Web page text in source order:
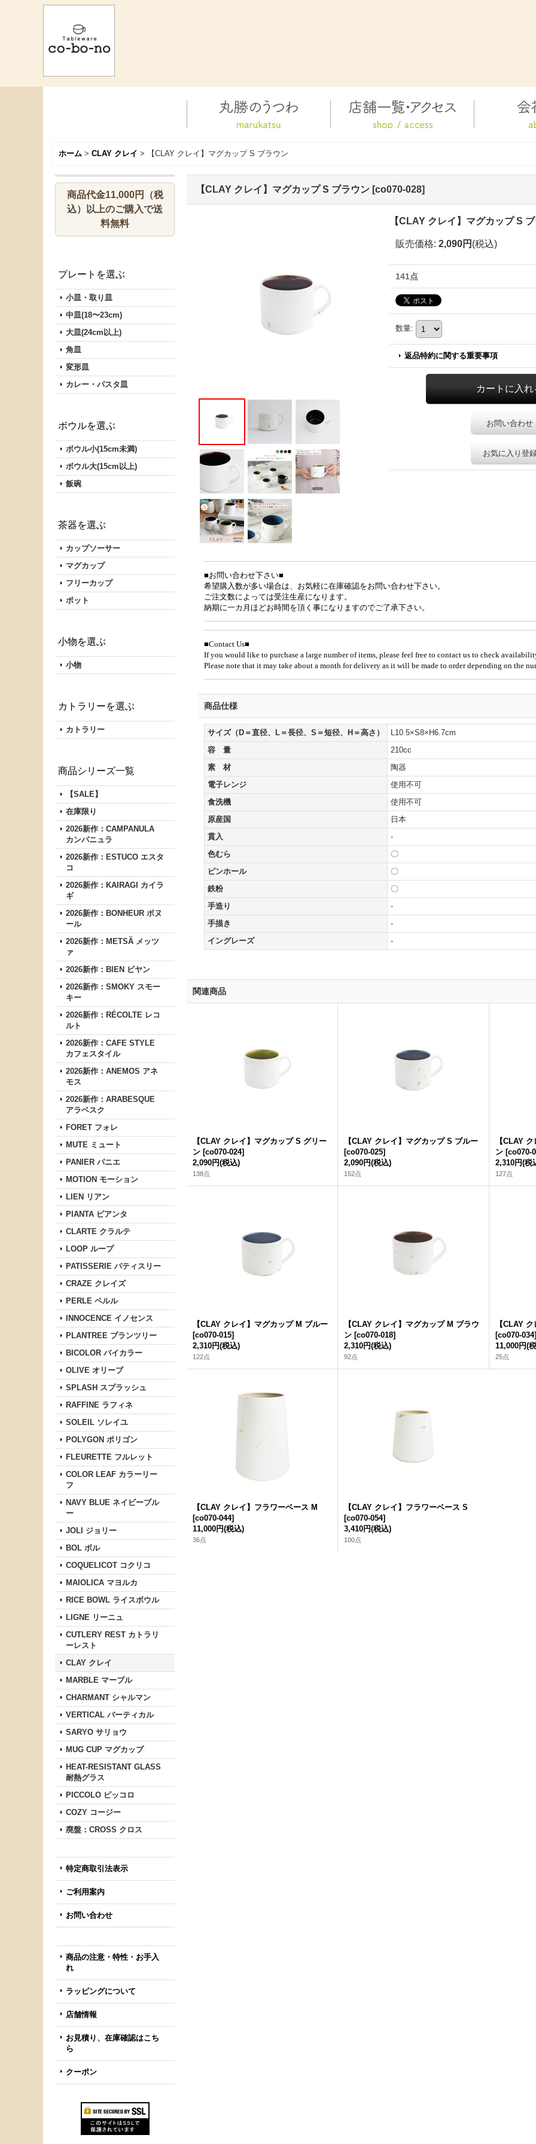
ホーム > CLAY クレイ > 【CLAY クレイ】マグカップ S ブラウン
商品代金11,000円（税
込）以上のご購入で送
料無料
プレートを選ぶ
小皿・取り皿
中皿(18〜23cm)
大皿(24cm以上)
角皿
変形皿
カレー・パスタ皿
ボウルを選ぶ
ボウル小(15cm未満)
ボウル大(15cm以上)
飯碗
茶器を選ぶ
カップソーサー
マグカップ
フリーカップ
ポット
小物を選ぶ
小物
カトラリーを選ぶ
カトラリー
商品シリーズ一覧
【SALE】
在庫限り
2026新作：CAMPANULA
カンパニュラ
2026新作：ESTUCO エスタ
コ
2026新作：KAIRAGI カイラ
ギ
2026新作：BONHEUR ボヌ
ール
2026新作：METSÄ メッツ
ァ
2026新作：BIEN ビヤン
2026新作：SMOKY スモー
キー
2026新作：RÉCOLTE レコ
ルト
2026新作：CAFE STYLE
カフェスタイル
2026新作：ANEMOS アネ
モス
2026新作：ARABESQUE
アラベスク
FORET フォレ
MUTE ミュート
PANIER パニエ
MOTION モーション
LIEN リアン
PIANTA ピアンタ
CLARTE クラルテ
LOOP ループ
PATISSERIE パティスリー
CRAZE クレイズ
PERLE ペルル
INNOCENCE イノセンス
PLANTREE プランツリー
BICOLOR バイカラー
OLIVE オリーブ
SPLASH スプラッシュ
RAFFINE ラフィネ
SOLEIL ソレイユ
POLYGON ポリゴン
FLEURETTE フルレット
COLOR LEAF カラーリー
フ
NAVY BLUE ネイビーブル
ー
JOLI ジョリー
BOL ボル
COQUELICOT コクリコ
MAIOLICA マヨルカ
RICE BOWL ライスボウル
LIGNE リーニュ
CUTLERY REST カトラリ
ーレスト
CLAY クレイ
MARBLE マーブル
CHARMANT シャルマン
VERTICAL バーティカル
SARYO サリョウ
MUG CUP マグカップ
HEAT-RESISTANT GLASS
耐熱グラス
PICCOLO ピッコロ
COZY コージー
廃盤：CROSS クロス
特定商取引法表示
ご利用案内
お問い合わせ
商品の注意・特性・お手入
れ
ラッピングについて
店舗情報
お見積り、在庫確認はこち
ら
クーポン
【CLAY クレイ】マグカップ S ブラウン [co070-028]
【CLAY クレイ】マグカップ S
販売価格: 2,090円 (税込)
141点
数量:
返品特約に関する重要事項
お問い合わせ
お気に入り登
■お問い合わせ下さい■
希望購入数が多い場合は、お気軽に在庫確認をお問い合わせ下さい。
ご注文数によっては受注生産になります。
納期に一カ月ほどお時間を頂く事になりますのでご了承下さい。
■Contact Us■
If you would like to purchase a large number of items, please feel free to contact us to check
Please note that it may take about a month for delivery as it will be made to order depending on the
商品仕様
サイズ（D＝直径、L＝長径、S＝短径、H＝高さ）
L10.5×S8×H6.7cm
容 量
210cc
素 材
陶器
電子レンジ
使用不可
食洗機
使用不可
原産国
日本
貫入
-
色むら
〇
ピンホール
〇
鉄粉
〇
手造り
-
手描き
-
イングレーズ
-
関連商品
【CLAY クレイ】マグカップ S グリー
ン [co070-024]
2,090円(税込)
138点
【CLAY クレイ】マグカップ S ブルー
[co070-025]
2,090円(税込)
152点
【CLAY
ン [co070-
2,310円(税
127点
【CLAY クレイ】マグカップ M ブルー
[co070-015]
2,310円(税込)
122点
【CLAY クレイ】マグカップ M ブラウ
ン [co070-018]
2,310円(税込)
92点
【CLAY
[co070-034]
11,000円(
25点
【CLAY クレイ】フラワーベース M
[co070-044]
11,000円(税込)
36点
【CLAY クレイ】フラワーベース S
[co070-054]
3,410円(税込)
100点